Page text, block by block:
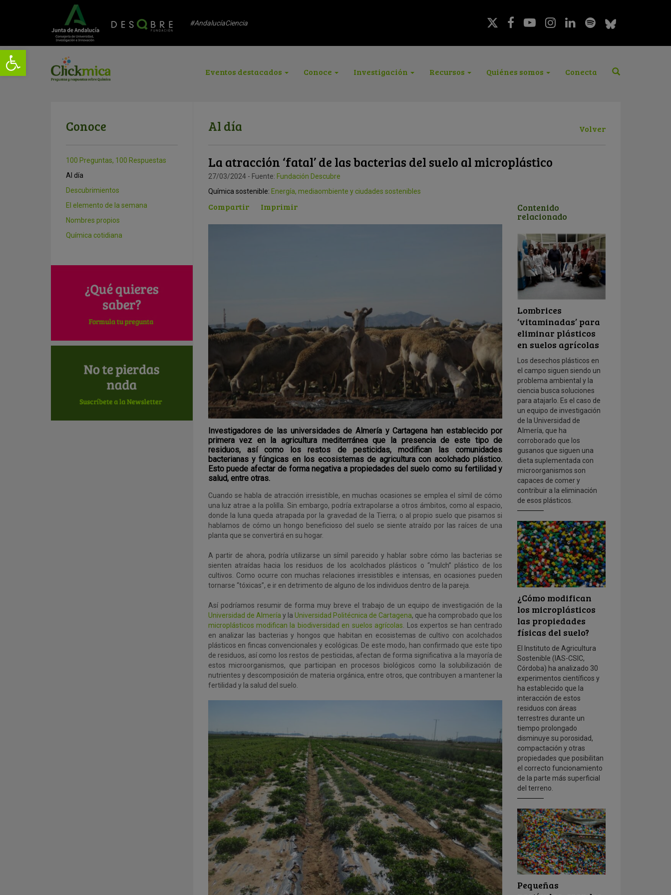
#AndalucíaCiencia
Eventos destacados Conoce Investigación Recursos Quiénes somos Conecta
Conoce
100 Preguntas, 100 Respuestas
Al día
Descubrimientos
El elemento de la semana
Nombres propios
Química cotidiana
Al día Volver
La atracción ‘fatal’ de las bacterias del suelo al microplástico
27/03/2024 - Fuente: Fundación Descubre
Química sostenible: Energía, mediaombiente y ciudades sostenibles
Compartir Imprimir
Investigadores de las universidades de Almería y Cartagena han establecido por
primera vez en la agricultura mediterránea que la presencia de este tipo de
residuos, así como los restos de pesticidas, modifican las comunidades
bacterianas y fúngicas en los ecosistemas de agricultura con acolchado plástico.
Esto puede afectar de forma negativa a propiedades del suelo como su fertilidad y
salud, entre otras.
Cuando se habla de atracción irresistible, en muchas ocasiones se emplea el símil de cómo
una luz atrae a la polilla. Sin embargo, podría extrapolarse a otros ámbitos, como al espacio,
donde la luna queda atrapada por la gravedad de la Tierra; o al propio suelo que pisamos si
hablamos de cómo un hongo beneficioso del suelo se siente atraído por las raíces de una
planta que se convertirá en su hogar.
A partir de ahora, podría utilizarse un símil parecido y hablar sobre cómo las bacterias se
sienten atraídas hacia los residuos de los acolchados plásticos o “mulch” plástico de los
cultivos. Como ocurre con muchas relaciones irresistibles e intensas, en ocasiones pueden
tornarse “tóxicas”, e ir en detrimento de alguno de los individuos dentro de la pareja.
Así podríamos resumir de forma muy breve el trabajo de un equipo de investigación de la
Universidad de Almería y la Universidad Politécnica de Cartagena, que ha comprobado que los
microplásticos modifican la biodiversidad en suelos agrícolas. Los expertos se han centrado
en analizar las bacterias y hongos que habitan en ecosistemas de cultivo con acolchados
plásticos en fincas convencionales y ecológicas. De este modo, han confirmado que este tipo
de residuos, así como los restos de pesticidas, afectan de forma significativa a la mayoría de
estos microorganismos, que participan en procesos biológicos como la solubilización de
nutrientes y descomposición de materia orgánica, entre otros, que contribuyen a mantener la
fertilidad y la salud del suelo.
Contenido
relacionado
Lombrices
‘vitaminadas’ para
eliminar plásticos
en suelos agrícolas
Los desechos plásticos en
el campo siguen siendo un
problema ambiental y la
ciencia busca soluciones
para atajarlo. Es el caso de
un equipo de investigación
de la Universidad de
Almería, que ha
corroborado que los
gusanos que siguen una
dieta suplementada con
microorganismos son
capaces de comer y
contribuir a la eliminación
de esos plásticos.
¿Cómo modifican
los microplásticos
las propiedades
físicas del suelo?
El Instituto de Agricultura
Sostenible (IAS-CSIC,
Córdoba) ha analizado 30
experimentos científicos y
ha establecido que la
interacción de estos
residuos con áreas
terrestres durante un
tiempo prolongado
disminuye su porosidad,
compactación y otras
propiedades que posibilitan
el correcto funcionamiento
de la parte más superficial
del terreno.
Pequeñas